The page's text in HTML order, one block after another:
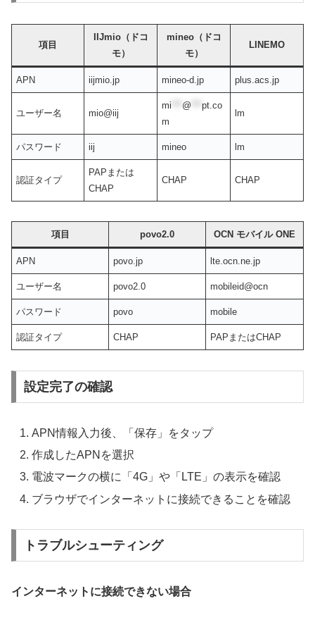
項目
IIJmio（ドコ
モ）
mineo（ドコ
モ）
LINEMO
APN iijmio.jp mineo-d.jp plus.acs.jp
ユーザー名 mio@iij
mi @ ***pt.co
m
lm
パスワード iij mineo lm
認証タイプ
PAPまたは
CHAP
CHAP CHAP
項目 povo2.0 OCN モバイル ONE
APN povo.jp lte.ocn.ne.jp
ユーザー名 povo2.0 mobileid@ocn
パスワード povo mobile
認証タイプ CHAP PAPまたはCHAP
設定完了の確認
APN情報入力後、「保存」をタップ
作成したAPNを選択
電波マークの横に「4G」や「LTE」の表示を確認
ブラウザでインターネットに接続できることを確認
トラブルシューティング
インターネットに接続できない場合